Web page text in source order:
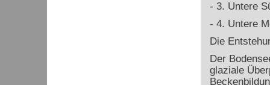
- 3. Untere
- 4. Untere
Die
Der
glaziale